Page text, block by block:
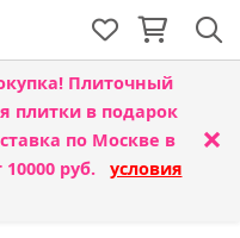
Плиточный
плитки в подарок
по Москве в
руб. условия
×